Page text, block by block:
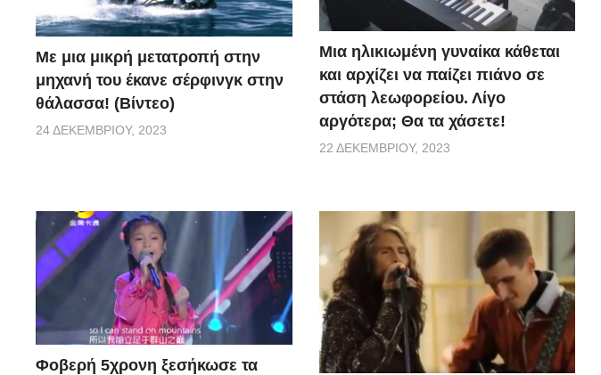
Με μια μικρή μετατροπή στην
μηχανή του έκανε σέρφινγκ στην
θάλασσα! (Βίντεο)
24 ΔΕΚΕΜΒΡΊΟΥ, 2023
Μια ηλικιωμένη γυναίκα κάθεται
και αρχίζει να παίζει πιάνο σε
στάση λεωφορείου. Λίγο
αργότερα; Θα τα χάσετε!
22 ΔΕΚΕΜΒΡΊΟΥ, 2023
Φοβερή 5χρονη ξεσήκωσε τα